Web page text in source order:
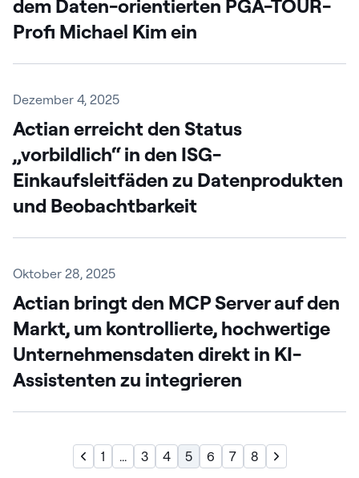
dem Daten-orientierten PGA-TOUR-
Profi Michael Kim ein
Dezember 4, 2025
Actian erreicht den Status
„vorbildlich“ in den ISG-
Einkaufsleitfäden zu Datenprodukten
und Beobachtbarkeit
Oktober 28, 2025
Actian bringt den MCP Server auf den
Markt, um kontrollierte, hochwertige
Unternehmensdaten direkt in KI-
Assistenten zu integrieren
1 ... 3 4 5 6 7 8